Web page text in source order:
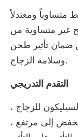
ومعتدلاً
غير متساوية من
ضمان تأثير طحن
وسلامة الزجاج.
التقدم التدريجي
للزجاج ،
إلى مرتفع ،